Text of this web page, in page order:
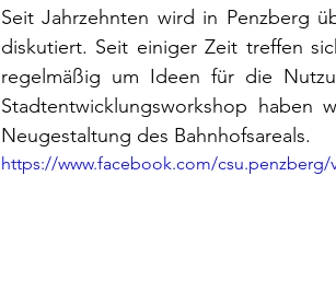
Seit Jahrzehnten wird in Penzberg
diskutiert. Seit einiger Zeit treffen
regelmäßig um Ideen für die
Stadtentwicklungsworkshop
Neugestaltung des Bahnhofsareals.
https://www.facebook.com/csu.penzberg/